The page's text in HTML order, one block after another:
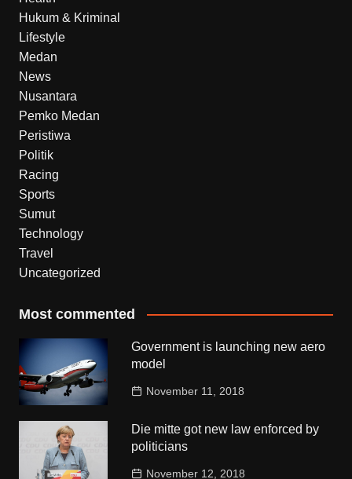
Hukum & Kriminal
Lifestyle
Medan
News
Nusantara
Pemko Medan
Peristiwa
Politik
Racing
Sports
Sumut
Technology
Travel
Uncategorized
Most commented
Government is launching new aero
model
November 11, 2018
Die mitte got new law enforced by
politicians
November 12, 2018